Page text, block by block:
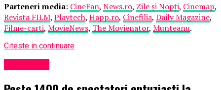
Parteneri media: CineFan, News.ro, Zile și Nopți, Cinemap,
Revista FILM, Playtech, Happ.ro, Cinefilia, Daily Magazine,
Filme-carti, MovieNews, The Movienator, Munteanu.
Citeste in continuare